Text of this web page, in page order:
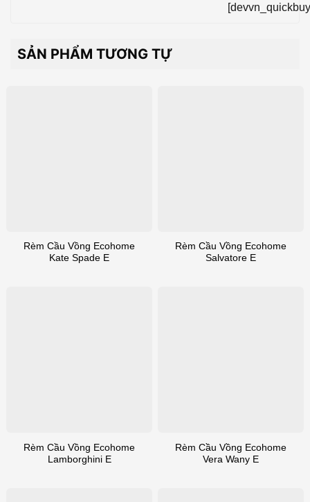
SẢN PHẨM TƯƠNG TỰ
Rèm Cầu Vồng Ecohome
Kate Spade E
Rèm Cầu Vồng Ecohome
Salvatore E
Rèm Cầu Vồng Ecohome
Lamborghini E
Rèm Cầu Vồng Ecohome
Vera Wany E